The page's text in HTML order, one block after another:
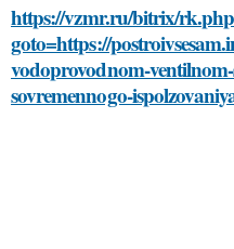
https://vzmr.ru/bitrix/
goto=https://
vodoprovodnom-
sovremennogo-